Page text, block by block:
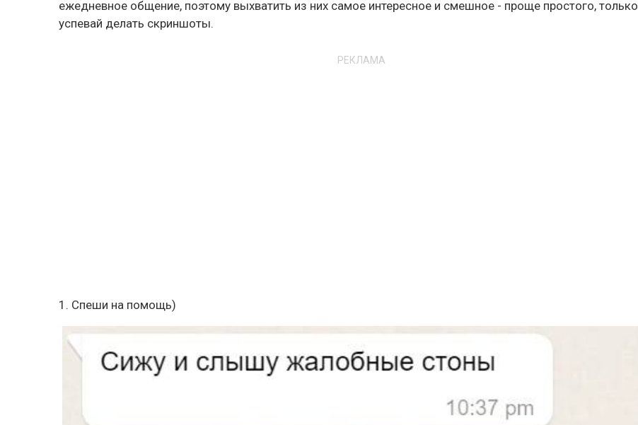
ежедневное общение, поэтому выхватить из них самое интересное и смешное - проще простого, только
успевай делать скриншоты.
РЕКЛАМА
1. Спеши на помощь)